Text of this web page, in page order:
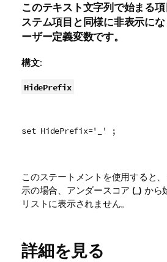
このテキスト文字列で始まる
ステム項目と同様に非表示に
ーザー定義変数です。
構文:
HidePrefix
set HidePrefix='_' ;
このステートメントを使用すると
示の場合、アンダースコア (_) から
リストに表示されません。
詳細を見る